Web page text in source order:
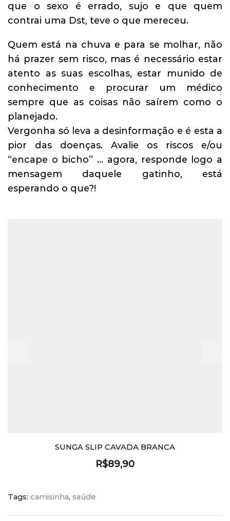
que o sexo é errado, sujo e que quem
contrai uma Dst, teve o que mereceu.
Quem está na chuva e para se molhar, não
há prazer sem risco, mas é necessário estar
atento as suas escolhas, estar munido de
conhecimento e procurar um médico
sempre que as coisas não saírem como o
planejado.
Vergonha só leva a desinformação e é esta a
pior das doenças. Avalie os riscos e/ou
“encape o bicho” … agora, responde logo a
mensagem daquele gatinho, está
esperando o que?!
SUNGA SLIP CAVADA BRANCA
R$89,90
Tags: camisinha, saúde